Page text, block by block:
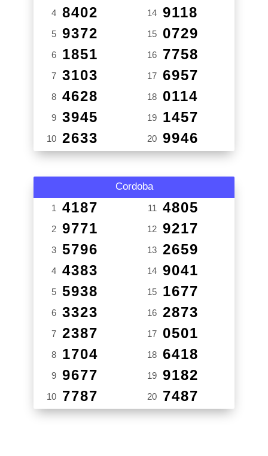
4 8402
5 9372
6 1851
7 3103
8 4628
9 3945
10 2633
14 9118
15 0729
16 7758
17 6957
18 0114
19 1457
20 9946
Cordoba
1 4187
2 9771
3 5796
4 4383
5 5938
6 3323
7 2387
8 1704
9 9677
10 7787
11 4805
12 9217
13 2659
14 9041
15 1677
16 2873
17 0501
18 6418
19 9182
20 7487